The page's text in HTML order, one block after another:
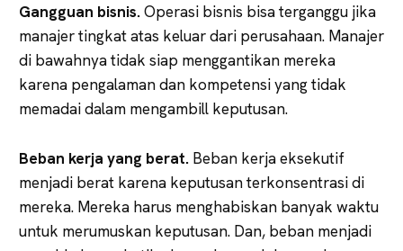
Gangguan bisnis.Operasi bisnis bisa terganggu jika
manajer tingkat atas keluar dari perusahaan. Manajer
di bawahnya tidak siap menggantikan mereka
karena pengalaman dan kompetensi yang tidak
memadai dalam mengambill keputusan.
Beban kerja yang berat. Beban kerja eksekutif
menjadi berat karena keputusan terkonsentrasi di
mereka. Mereka harus menghabiskan banyak waktu
untuk merumuskan keputusan. Dan, beban menjadi